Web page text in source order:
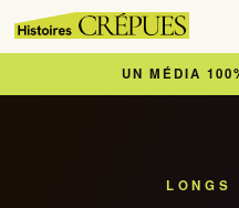
UN MÉDIA
LONGS